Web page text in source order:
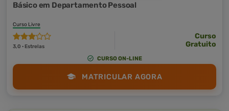
Básico em Departamento Pessoal
Curso Livre
3,0 · Estrelas
Curso
Gratuito
CURSO ON-LINE
MATRICULAR AGORA